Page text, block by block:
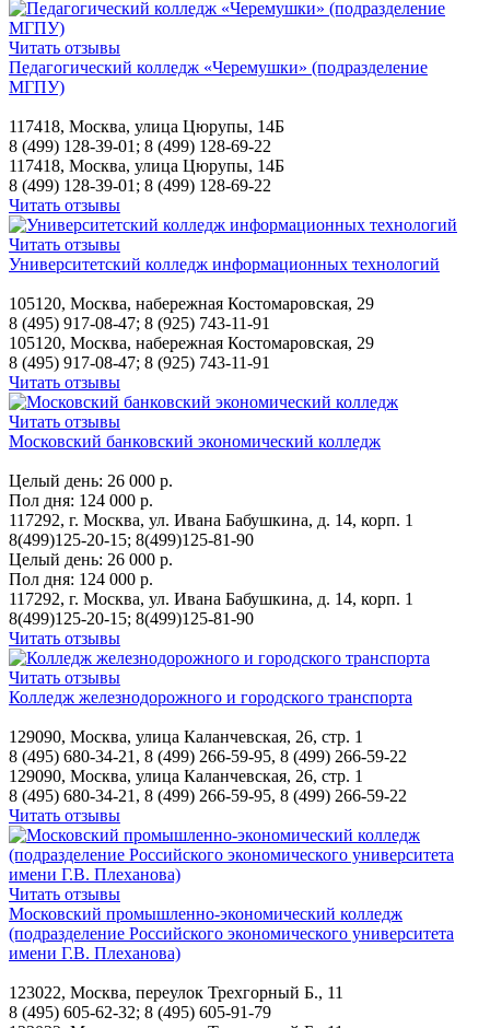
Читать отзывы
Педагогический колледж «Черемушки» (подразделение
МГПУ)
117418, Москва, улица Цюрупы, 14Б
8 (499) 128-39-01; 8 (499) 128-69-22
117418, Москва, улица Цюрупы, 14Б
8 (499) 128-39-01; 8 (499) 128-69-22
Читать отзывы
Читать отзывы
Университетский колледж информационных технологий
105120, Москва, набережная Костомаровская, 29
8 (495) 917-08-47; 8 (925) 743-11-91
105120, Москва, набережная Костомаровская, 29
8 (495) 917-08-47; 8 (925) 743-11-91
Читать отзывы
Читать отзывы
Московский банковский экономический колледж
Целый день: 26 000 р.
Пол дня: 124 000 р.
117292, г. Москва, ул. Ивана Бабушкина, д. 14, корп. 1
8(499)125-20-15; 8(499)125-81-90
Целый день: 26 000 р.
Пол дня: 124 000 р.
117292, г. Москва, ул. Ивана Бабушкина, д. 14, корп. 1
8(499)125-20-15; 8(499)125-81-90
Читать отзывы
Читать отзывы
Колледж железнодорожного и городского транспорта
129090, Москва, улица Каланчевская, 26, стр. 1
8 (495) 680-34-21, 8 (499) 266-59-95, 8 (499) 266-59-22
129090, Москва, улица Каланчевская, 26, стр. 1
8 (495) 680-34-21, 8 (499) 266-59-95, 8 (499) 266-59-22
Читать отзывы
Читать отзывы
Московский промышленно-экономический колледж
(подразделение Российского экономического университета
имени Г.В. Плеханова)
123022, Москва, переулок Трехгорный Б., 11
8 (495) 605-62-32; 8 (495) 605-91-79